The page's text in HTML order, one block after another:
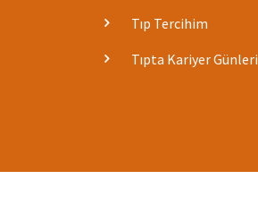
Tıp Tercihim
Tıpta Kariyer Günleri